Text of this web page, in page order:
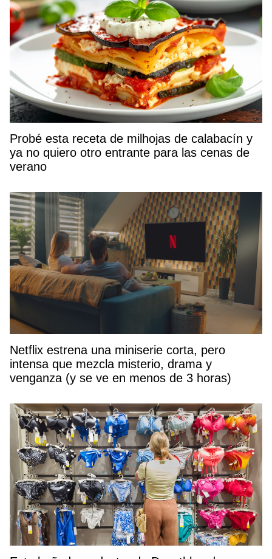
Probé esta receta de milhojas de calabacín y
ya no quiero otro entrante para las cenas de
verano
Netflix estrena una miniserie corta, pero
intensa que mezcla misterio, drama y
venganza (y se ve en menos de 3 horas)